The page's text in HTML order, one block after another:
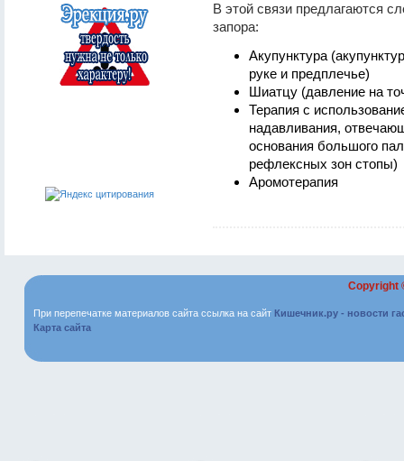
В этой связи предлагаются
запора:
Акупунктура
руке и предплечье)
Шиатцу (давление на
Терапия с
надавливания,
основания большого
рефлексных зон стопы)
Аромотерапия
Copyright
При перепечатке материалов сайта ссылка на сайт Кишечник.ру - новости
Карта сайта